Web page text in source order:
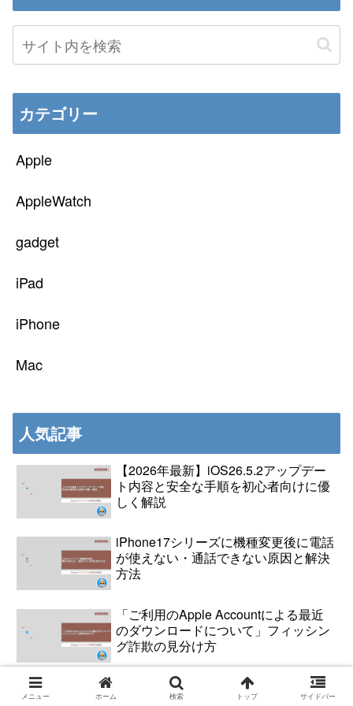
カテゴリー
Apple
AppleWatch
gadget
iPad
iPhone
Mac
人気記事
【2026年最新】iOS26.5.2アップデー
ト内容と安全な手順を初心者向けに優
しく解説
iPhone17シリーズに機種変更後に電話
が使えない・通話できない原因と解決
方法
「ご利用のApple Accountによる最近
のダウンロードについて」フィッシン
グ詐欺の見分け方
iOS26.6アップデート後にiPhoneが発
熱する主な原因と対処法を解説
メニュー ホーム 検索 トップ サイドバー